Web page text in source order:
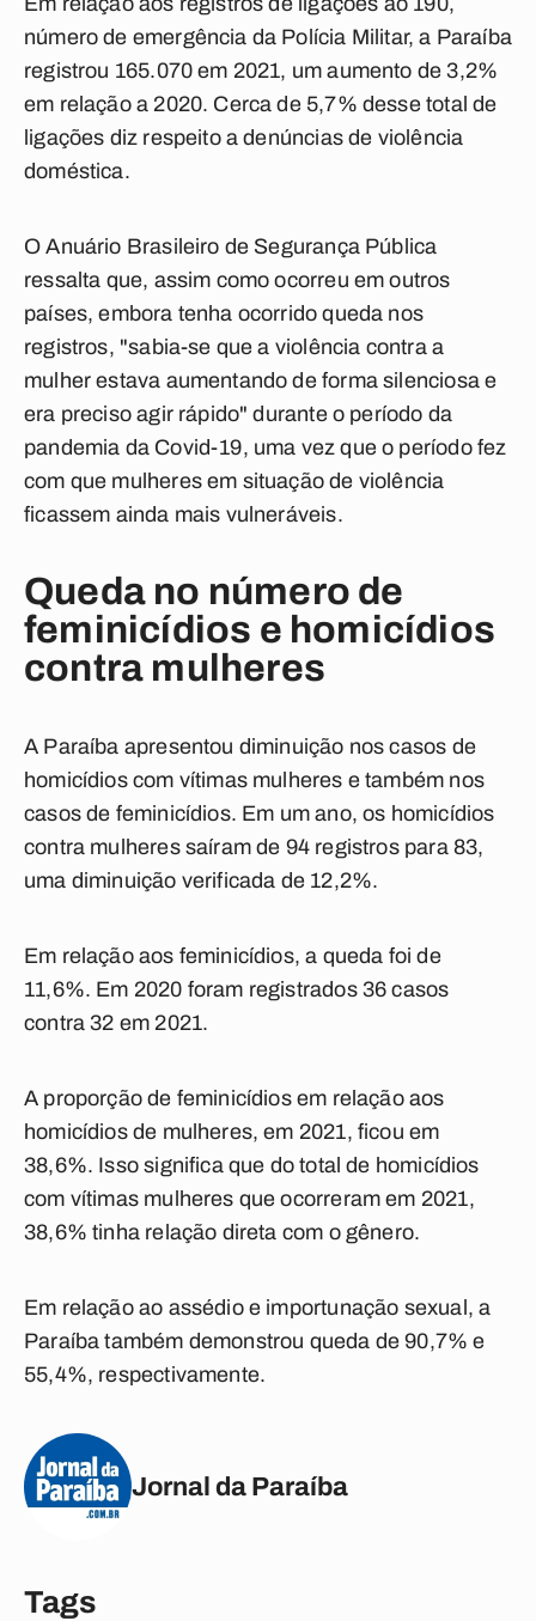
número de emergência da Polícia Militar, a Paraíba
registrou 165.070 em 2021, um aumento de 3,2%
em relação a 2020. Cerca de 5,7% desse total de
ligações diz respeito a denúncias de violência
doméstica.
O Anuário Brasileiro de Segurança Pública
ressalta que, assim como ocorreu em outros
países, embora tenha ocorrido queda nos
registros, "sabia-se que a violência contra a
mulher estava aumentando de forma silenciosa e
era preciso agir rápido" durante o período da
pandemia da Covid-19, uma vez que o período fez
com que mulheres em situação de violência
ficassem ainda mais vulneráveis.
Queda no número de
feminicídios e homicídios
contra mulheres
A Paraíba apresentou diminuição nos casos de
homicídios com vítimas mulheres e também nos
casos de feminicídios. Em um ano, os homicídios
contra mulheres saíram de 94 registros para 83,
uma diminuição verificada de 12,2%.
Em relação aos feminicídios, a queda foi de
11,6%. Em 2020 foram registrados 36 casos
contra 32 em 2021.
A proporção de feminicídios em relação aos
homicídios de mulheres, em 2021, ficou em
38,6%. Isso significa que do total de homicídios
com vítimas mulheres que ocorreram em 2021,
38,6% tinha relação direta com o gênero.
Em relação ao assédio e importunação sexual, a
Paraíba também demonstrou queda de 90,7% e
55,4%, respectivamente.
Jornal da Paraíba
Tags